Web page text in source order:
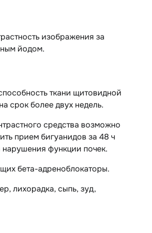
изображения за
йодом.
ткани щитовидной
срок более двух недель.
средства возможно
прием бигуанидов за 48 ч
нарушения функции почек.
бета-адреноблокаторы.
лихорадка, сыпь, зуд,